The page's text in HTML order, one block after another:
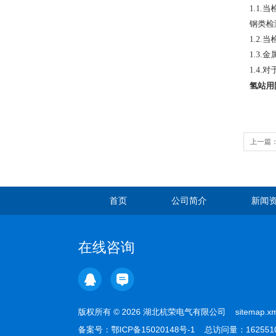
1.1.当
钢类检
1.2.当
1.3.金
1.4.对
氢站
上一篇：
首页 公司简介 新闻
在线咨询
版权所有 © 2026 湖北杭荣电气有限公司
备案号： 鄂ICP备15020148号-1 总访问量：